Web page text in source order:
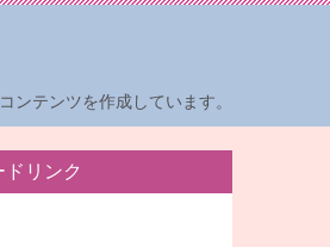
ンテンツを作成しています。
ドリンク